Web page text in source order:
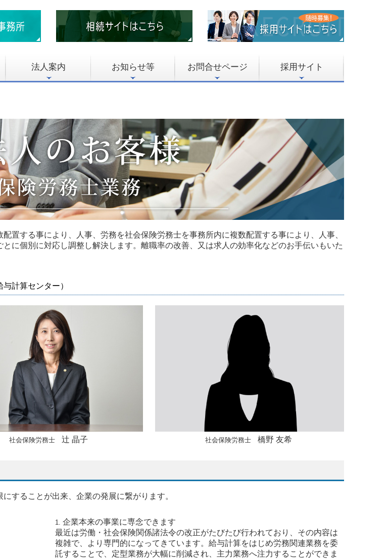
法人案内 お知らせ等 お問合せページ 採用サイト
置する事により、人事、労務を社会保険労務士を事務所内に複数配置する事により、人事、
に個別に対応し調整し解決します。 離職率の改善、又は求人の効率化などのお手伝いもいた
計算センター）
社会保険労務士 辻 晶子 社会保険労務士 橋野 友希
することが出来、企業の発展に繋がります。
企業本来の事業に専念できます
最近は労働・社会保険関係諸法令の改正がたびたび行われており、その内容は
複雑で、より専門的になってきています。給与計算をはじめ労務関連業務を委
託することで、定型業務が大幅に削減され、主力業務へ注力することができま